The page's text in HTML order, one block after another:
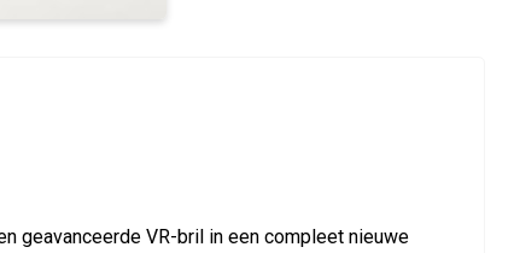
geavanceerde VR-bril in een compleet nieuwe